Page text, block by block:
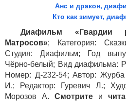
Анс и дракон,
Кто как зимует,
Диафильм «Гвардии
Матросов»; Категория:
Студия: Диафильм; Год
Чёрно-белый; Вид диафильма:
Номер: Д-232-54; Автор:
И.; Редактор: Гуревич Л.;
Морозов А. Смотрите и